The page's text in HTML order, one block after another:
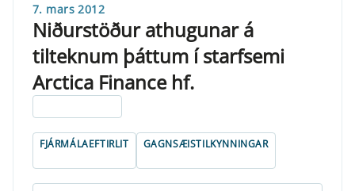
7. mars 2012
Niðurstöður athugunar á
tilteknum þáttum í starfsemi
Arctica Finance hf.
FJÁRMÁLAEFTIRLIT GAGNSÆISTILKYNNINGAR